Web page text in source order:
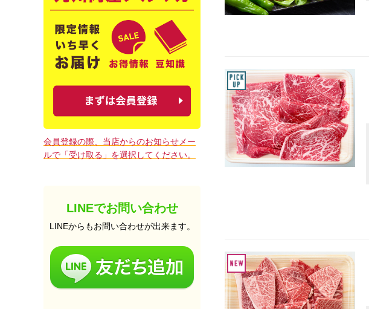
会員登録の際、当店からのお知らせメー
ルで「受け取る」を選択してください。
LINEでお問い合わせ
LINEからもお問い合わせが出来ます。